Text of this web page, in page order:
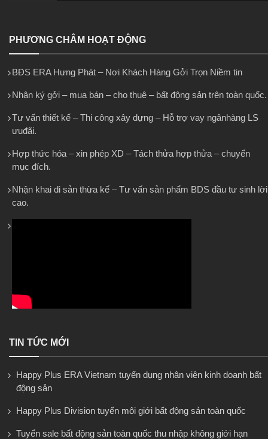
PHƯƠNG CHÂM HOẠT ĐỘNG
BĐS ERA Hưng Phát – Nơi Khách Hàng Gởi Trọn Niềm tin
Nhận ký gởi – mua bán – cho thuê – bất động sản trên toàn quốc.
Tư vấn thiết kế – Thi công xây dựng – Hỗ trợ vay ngânhàng LS
ưuđãi.
Hợp thức hóa – xin phép XD – Tách thửa hợp thửa – chuyển
mục đích.
Nhận khai di sản thừa kế – Tư vấn sản phẩm BDS đầu tư sinh lời
cao.
TIN TỨC MỚI
Happy Plus ERA Vietnam tuyển dụng nhân viên kinh doanh bất
động sản
Happy Plus Division tuyển môi giới bất động sản toàn quốc
Tuyển sale bất động sản toàn quốc thu nhập không giới hạn